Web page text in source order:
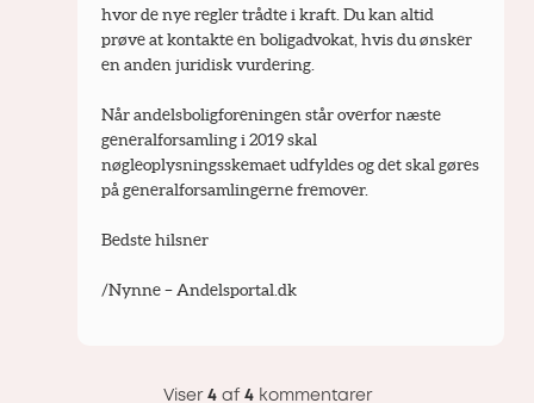
hvor de nye regler trådte i kraft. Du kan altid
prøve at kontakte en boligadvokat, hvis du ønsker
en anden juridisk vurdering.
Når andelsboligforeningen står overfor næste
generalforsamling i 2019 skal
nøgleoplysningsskemaet udfyldes og det skal gøres
på generalforsamlingerne fremover.
Bedste hilsner
/Nynne – Andelsportal.dk
Viser 4af 4kommentarer